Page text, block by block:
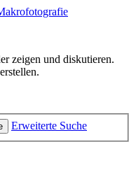
zeigen und diskutieren.
Erweiterte Suche